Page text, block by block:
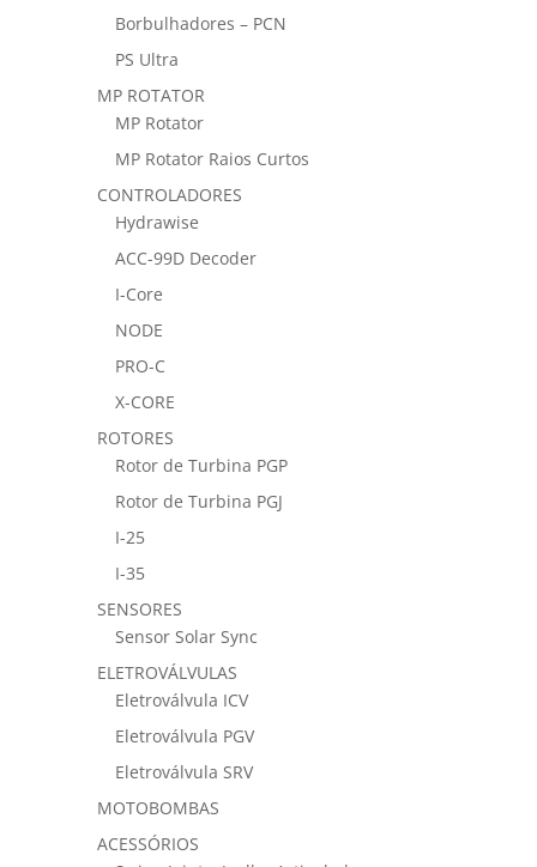
Borbulhadores – PCN
PS Ultra
MP ROTATOR
MP Rotator
MP Rotator Raios Curtos
CONTROLADORES
Hydrawise
ACC-99D Decoder
I-Core
NODE
PRO-C
X-CORE
ROTORES
Rotor de Turbina PGP
Rotor de Turbina PGJ
I-25
I-35
SENSORES
Sensor Solar Sync
ELETROVÁLVULAS
Eletroválvula ICV
Eletroválvula PGV
Eletroválvula SRV
MOTOBOMBAS
ACESSÓRIOS